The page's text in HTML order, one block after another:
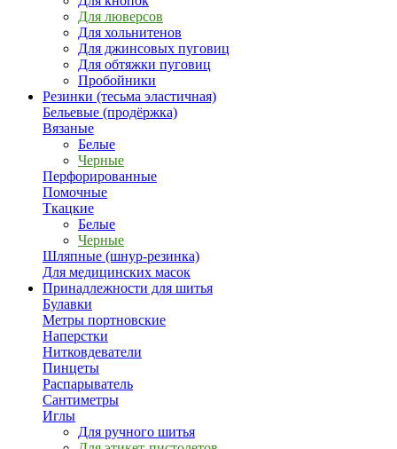
Для люверсов
Для хольнитенов
Для джинсовых пуговиц
Для обтяжки пуговиц
Пробойники
Резинки (тесьма эластичная)
Бельевые (продёржка)
Вязаные
Белые
Черные
Перфорированные
Помочные
Ткацкие
Белые
Черные
Шляпные (шнур-резинка)
Для медицинских масок
Принадлежности для шитья
Булавки
Метры портновские
Наперстки
Нитковдеватели
Пинцеты
Распарыватель
Сантиметры
Иглы
Для ручного шитья